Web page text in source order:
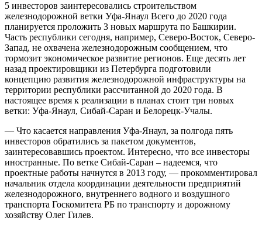
5 инвесторов заинтересовались строительством
железнодорожной ветки Уфа-Янаул Всего до 2020 года
планируется проложить 3 новых маршрута по Башкирии.
Часть республики сегодня, например, Северо-Восток, Северо-
Запад, не охвачена железнодорожным сообщением, что
тормозит экономическое развитие регионов. Еще десять лет
назад проектировщики из Петербурга подготовили
концепцию развития железнодорожной инфраструктуры на
территории республики рассчитанной до 2020 года. В
настоящее время к реализации в планах стоит три новых
ветки: Уфа-Янаул, Сибай-Саран и Белорецк-Учалы.
— Что касается направления Уфа-Янаул, за полгода пять
инвесторов обратились за пакетом документов,
заинтересовавшись проектом. Интересно, что все инвесторы
иностранные. По ветке Сибай-Саран – надеемся, что
проектные работы начнутся в 2013 году, — прокомментировал
начальник отдела координации деятельности предприятий
железнодорожного, внутреннего водного и воздушного
транспорта Госкомитета РБ по транспорту и дорожному
хозяйству Олег Гилев.